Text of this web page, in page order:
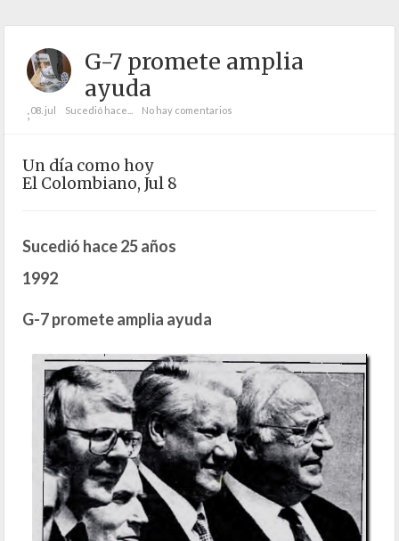
G-7 promete amplia
ayuda
;08. jul Sucedió hace... No hay comentarios
Un día como hoy
El Colombiano, Jul 8
Sucedió hace 25 años
1992
G-7 promete amplia ayuda